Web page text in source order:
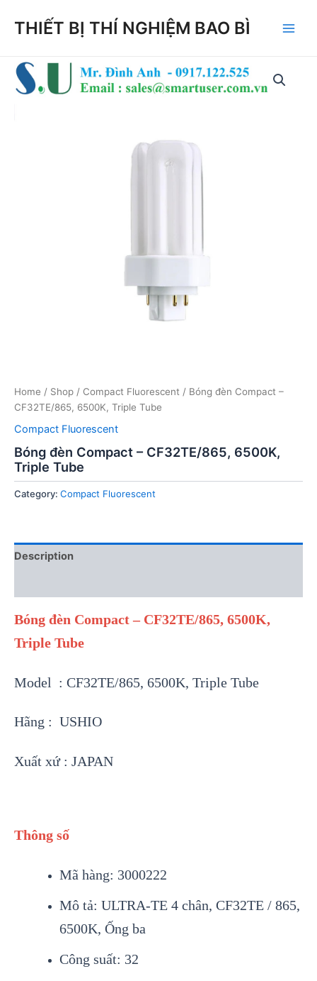
THIẾT BỊ THÍ NGHIỆM BAO BÌ
Home / Shop / Compact Fluorescent / Bóng đèn Compact –
CF32TE/865, 6500K, Triple Tube
Compact Fluorescent
Bóng đèn Compact – CF32TE/865, 6500K,
Triple Tube
Category: Compact Fluorescent
Description
Bóng đèn Compact – CF32TE/865, 6500K,
Triple Tube
Model : CF32TE/865, 6500K, Triple Tube
Hãng : USHIO
Xuất xứ : JAPAN
Thông số
Mã hàng: 3000222
Mô tả: ULTRA-TE 4 chân, CF32TE / 865,
6500K, Ống ba
Công suất: 32